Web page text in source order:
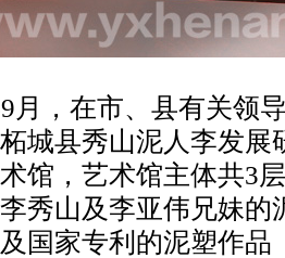
月，在市、县有关领
城县秀山泥人李发展
馆，艺术馆主体共3
秀山及李亚伟兄妹
国家专利的泥塑作品